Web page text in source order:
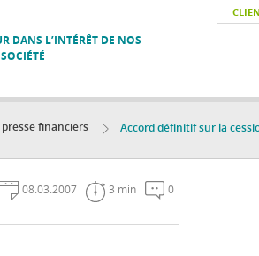
DANS L’INTÉRÊT DE NOS
financiers Accord définitif sur la
08.03.2007 3 min 0